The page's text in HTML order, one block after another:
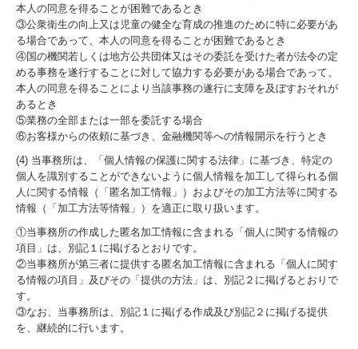
本人の同意を得ることが困難であるとき
③公衆衛生の向上又は児童の健全な育成の推進のために特に必要があ
る場合であって、本人の同意を得ることが困難であるとき
④国の機関若しくは地方公共団体又はその委託を受けた者が法令の定
める事務を遂行することに対して協力する必要がある場合であって、
本人の同意を得ることにより当該事務の遂行に支障を及ぼすおそれが
あるとき
⑤業務の全部または一部を委託する場合
⑥お客様からの依頼に基づき、金融機関等への情報開示を行うとき
(4) 当事務所は、「個人情報の保護に関する法律」に基づき、特定の
個人を識別することができないように個人情報を加工して得られる個
人に関する情報（「匿名加工情報」）およびその加工方法等に関する
情報（「加工方法等情報」）を適正に取り扱います。
①当事務所の作成した匿名加工情報に含まれる「個人に関する情報の
項目」は、別記１に掲げるとおりです。
②当事務所が第三者に提供する匿名加工情報に含まれる「個人に関す
る情報の項目」及びその「提供の方法」は、別記２に掲げるとおりで
す。
③なお、当事務所は、別記１に掲げる作成及び別記２に掲げる提供
を、継続的に行います。